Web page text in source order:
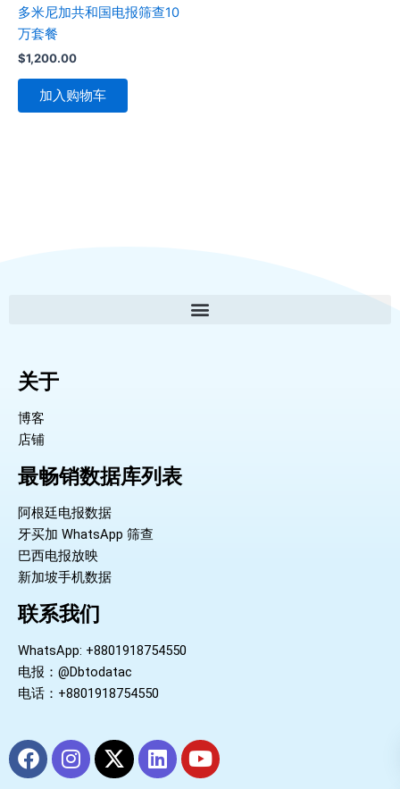
多米尼加共和国电报筛查10
万套餐
$1,200.00
加入购物车
关于
博客
店铺
最畅销数据库列表
阿根廷电报数据
牙买加 WhatsApp 筛查
巴西电报放映
新加坡手机数据
联系我们
WhatsApp: +8801918754550
电报：@Dbtodatac
电话：+8801918754550
F
a
I
n
X
-
L
i
Y
o